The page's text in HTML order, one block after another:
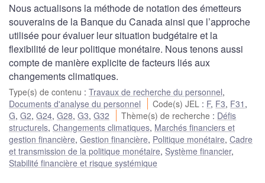
Nous actualisons la méthode de notation des émetteurs
souverains de la Banque du Canada ainsi que l’approche
utilisée pour évaluer leur situation budgétaire et la
flexibilité de leur politique monétaire. Nous tenons aussi
compte de manière explicite de facteurs liés aux
changements climatiques.
Type(s) de contenu : Travaux de recherche du personnel,
Documents d'analyse du personnel
Code(s) JEL : F, F3, F31 ,
G, G2, G24, G28, G3, G32 Thème(s) de recherche : Défis
structurels, Changements climatiques, Marchés financiers et
gestion financière, Gestion financière, Politique monétaire, Cadre
et transmission de la politique monétaire, Système financier,
Stabilité financière et risque systémique